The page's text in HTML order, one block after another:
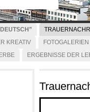
KREATIV
FOTOGALERIEN
ERGEBNISSE DER